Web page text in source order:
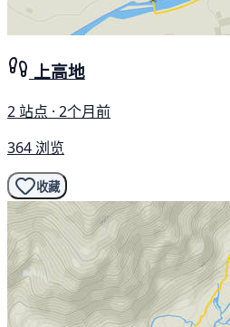
上高地
2 站点 · 2个月前
364 浏览
收藏